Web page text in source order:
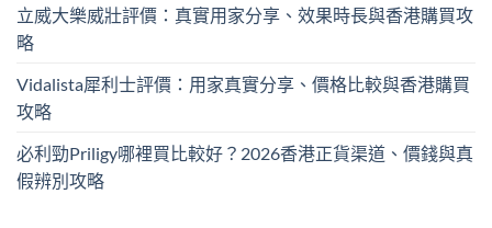
立威大樂威壯評價：真實用家分享、效果時長與香港購買攻
略
Vidalista犀利士評價：用家真實分享、價格比較與香港購買
攻略
必利勁Priligy哪裡買比較好？2026香港正貨渠道、價錢與真
假辨別攻略